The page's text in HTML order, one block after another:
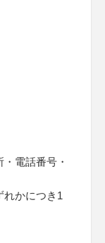
電話番号・
かにつき1